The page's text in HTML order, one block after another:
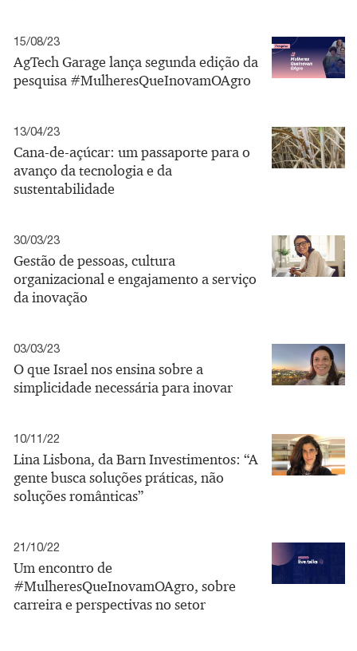
15/08/23
AgTech Garage lança segunda edição da
pesquisa #MulheresQueInovamOAgro
13/04/23
Cana-de-açúcar: um passaporte para o
avanço da tecnologia e da
sustentabilidade
30/03/23
Gestão de pessoas, cultura
organizacional e engajamento a serviço
da inovação
03/03/23
O que Israel nos ensina sobre a
simplicidade necessária para inovar
10/11/22
Lina Lisbona, da Barn Investimentos: “A
gente busca soluções práticas, não
soluções românticas”
21/10/22
Um encontro de
#MulheresQueInovamOAgro, sobre
carreira e perspectivas no setor